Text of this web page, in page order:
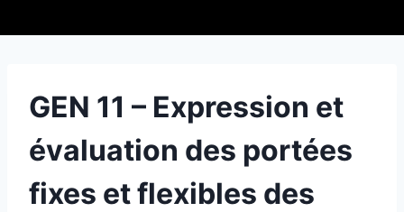
GEN 11 – Expression et
évaluation des portées
fixes et flexibles des